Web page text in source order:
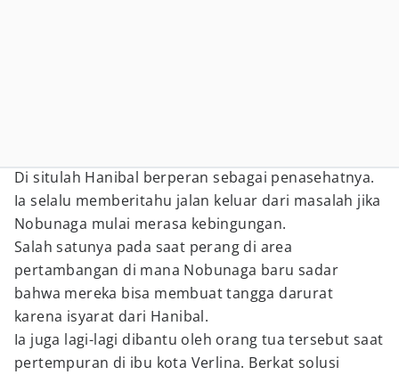
Di situlah Hanibal berperan sebagai penasehatnya.
Ia selalu memberitahu jalan keluar dari masalah jika
Nobunaga mulai merasa kebingungan.
Salah satunya pada saat perang di area
pertambangan di mana Nobunaga baru sadar
bahwa mereka bisa membuat tangga darurat
karena isyarat dari Hanibal.
Ia juga lagi-lagi dibantu oleh orang tua tersebut saat
pertempuran di ibu kota Verlina. Berkat solusi